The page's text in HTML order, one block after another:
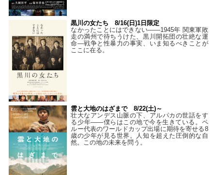
黒川の女たち 8/16(日)1日限定
なかったことにはできない——1945年 関東軍敗
走の満州で待ちうけた、黒川開拓団の壮絶な運
命―戦争と性暴力の事実、いま知るべきことが
ここに在る。
雲と大地のはざまで 8/22(土)～
壮大なアンデス山脈の下、アルパカの世話をす
る少年――僕らはこの地で今を生きている。ペ
ルー代表のワールドカップ出場に期待を寄せる8
歳の少年が見る世界。人知を超えた圧倒的な自
然。この地の未来を問う。